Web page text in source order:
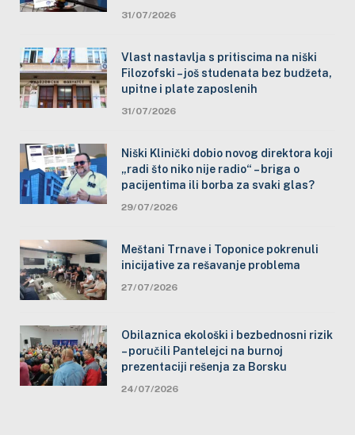
31/07/2026
Vlast nastavlja s pritiscima na niški
Filozofski – još studenata bez budžeta,
upitne i plate zaposlenih
31/07/2026
Niški Klinički dobio novog direktora koji
„radi što niko nije radio“ – briga o
pacijentima ili borba za svaki glas?
29/07/2026
Meštani Trnave i Toponice pokrenuli
inicijative za rešavanje problema
27/07/2026
Obilaznica ekološki i bezbednosni rizik
– poručili Pantelejci na burnoj
prezentaciji rešenja za Borsku
24/07/2026